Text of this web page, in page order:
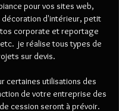
pour vos sites web,
d'intérieur, petit
corporate et reportage
je réalise tous types de
sur devis.
certaines utilisations des
de votre entreprise des
cession seront à prévoir.